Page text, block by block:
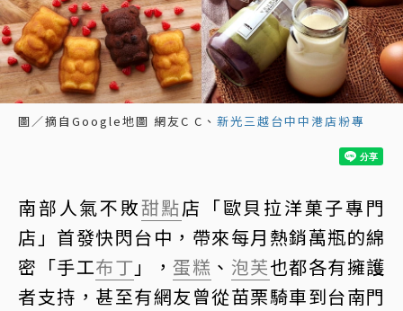
圖／摘自Google地圖 網友C C、 新光三越台中中港店粉專
南部人氣不敗甜點店「歐貝拉洋菓子專門
店」首發快閃台中，帶來每月熱銷萬瓶的綿
密「手工布丁 」， 蛋糕 、 泡芙也都各有擁護
者支持，甚至有網友曾從苗栗騎車到台南門